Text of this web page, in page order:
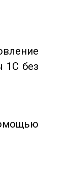
1С без